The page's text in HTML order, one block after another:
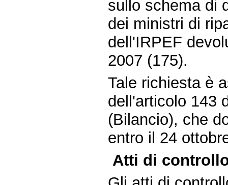
sullo schema di
dei ministri di
dell'IRPEF
2007 (175).
Tale richiesta è
dell'articolo 143
(Bilancio), che
entro il 24
Atti di